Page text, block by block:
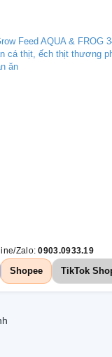
Feed AQUA & FROG
cá thịt, ếch thịt thương
ăn
Zalo:0903.0933.19
Shopee TikTok